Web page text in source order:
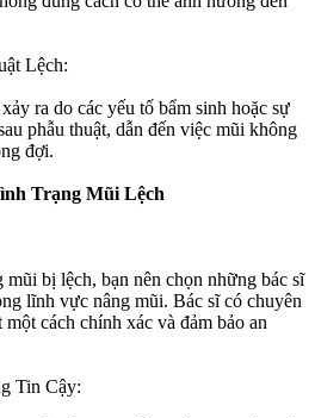
Lệch:
ra do các yếu tố bẩm sinh hoặc sự
phẫu thuật, dẫn đến việc mũi không
đợi.
Trạng Mũi Lệch
bị lệch, bạn nên chọn những bác sĩ
lĩnh vực nâng mũi. Bác sĩ có chuyên
cách chính xác và đảm bảo an
Tin Cậy: